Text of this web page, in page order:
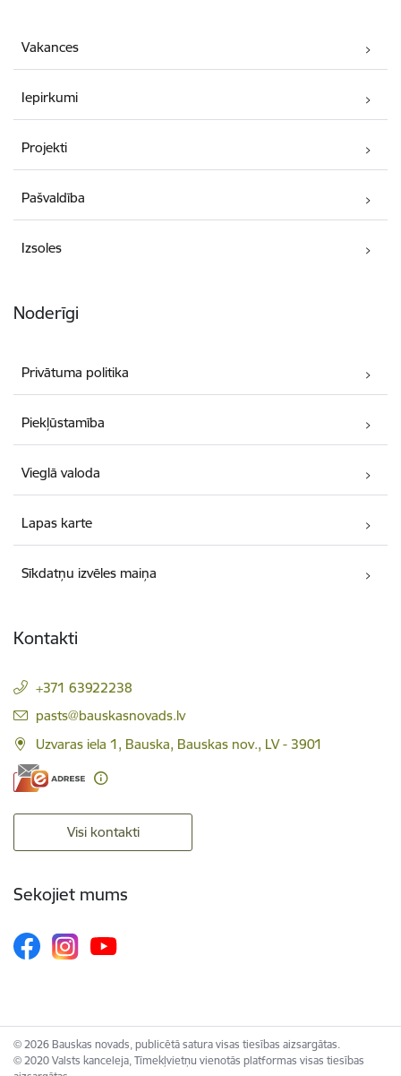
Vakances
Iepirkumi
Projekti
Pašvaldība
Izsoles
Noderīgi
Privātuma politika
Piekļūstamība
Vieglā valoda
Lapas karte
Sīkdatņu izvēles maiņa
Kontakti
+371 63922238
E-pasts:
pasts@bauskasnovads.lv
Uzvaras iela 1, Bauska, Bauskas nov., LV - 3901
Visi kontakti
Sekojiet mums
© 2026 Bauskas novads, publicētā satura visas tiesības aizsargātas.
© 2020 Valsts kanceleja, Tīmekļvietņu vienotās platformas visas tiesības